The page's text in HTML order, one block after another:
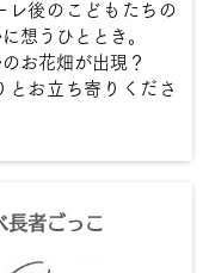
レ後のこどもたちの
想うひととき。
お花畑が出現？
とお立ち寄りくださ
長者ごっこ